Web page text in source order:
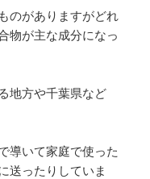
のがありますがどれ
物が主な成分になっ
地方や千葉県など
導いて家庭で使った
送ったりしていま